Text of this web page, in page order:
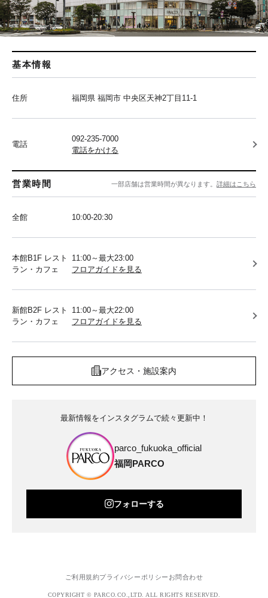
基本情報
住所 福岡県 福岡市 中央区天神2丁目11-1
電話
092-235-7000
電話をかける
営業時間 一部店舗は営業時間が異なります。 詳細はこちら
全館 10:00-20:30
本館B1F レスト
ラン・カフェ
11:00～最大23:00
フロアガイドを見る
新館B2F レスト
ラン・カフェ
11:00～最大22:00
フロアガイドを見る
アクセス・施設案内
最新情報をインスタグラムで続々更新中！
parco_fukuoka_official
福岡PARCO
フォローする
ご利用規約プライバシーポリシー お問合わせ
COPYRIGHT © PARCO.CO.,LTD. ALL RIGHTS RESERVED.